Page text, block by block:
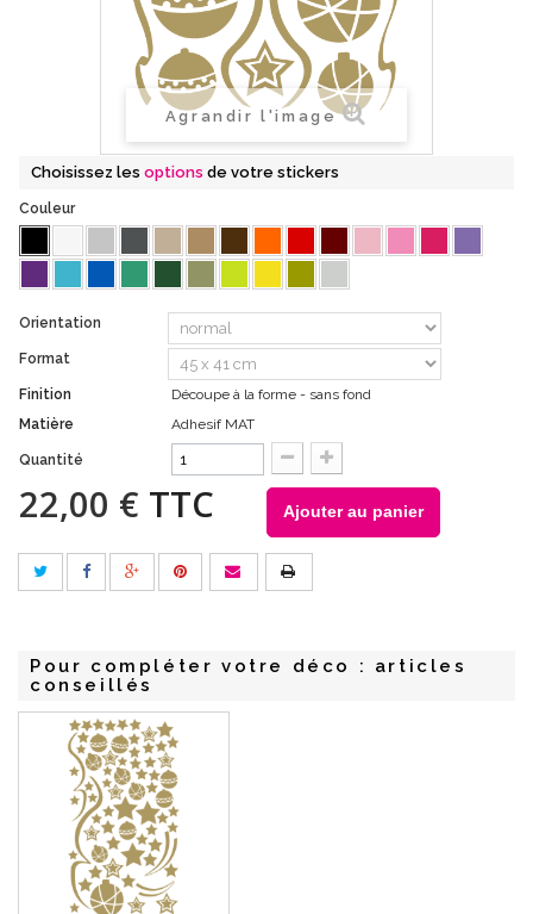
Agrandir l'image
Choisissez les options de votre stickers
Couleur
Orientation
Format
Finition
Découpe à la forme - sans fond
Matière
Adhesif MAT
Quantité
22,00 € TTC Ajouter au panier
Pour compléter votre déco : articles
conseillés